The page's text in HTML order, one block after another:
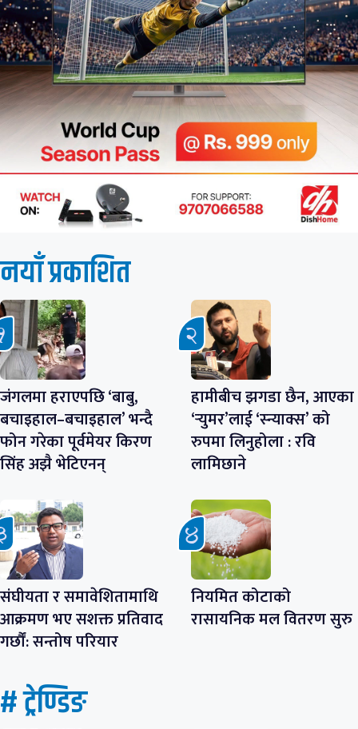
नयाँ प्रकाशित
जंगलमा हराएपछि ‘बाबु,
बचाइहाल–बचाइहाल’ भन्दै
फोन गरेका पूर्वमेयर किरण
सिंह अझै भेटिएनन्
हामीबीच झगडा छैन, आएका
‘र्‍युमर’लाई ‘स्न्याक्स’ को
रुपमा लिनुहोला : रवि
लामिछाने
संघीयता र समावेशितामाथि
आक्रमण भए सशक्त प्रतिवाद
गर्छौं: सन्तोष परियार
नियमित कोटाको
रासायनिक मल वितरण सुरु
# ट्रेण्डिङ